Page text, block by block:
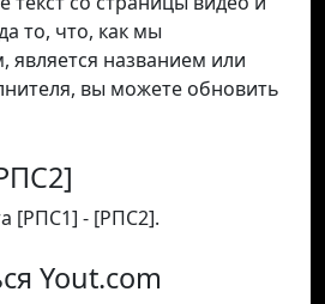
то, что, как мы
является названием или
вы можете обновить
[РПС1] - [РПС2].
Yout.com